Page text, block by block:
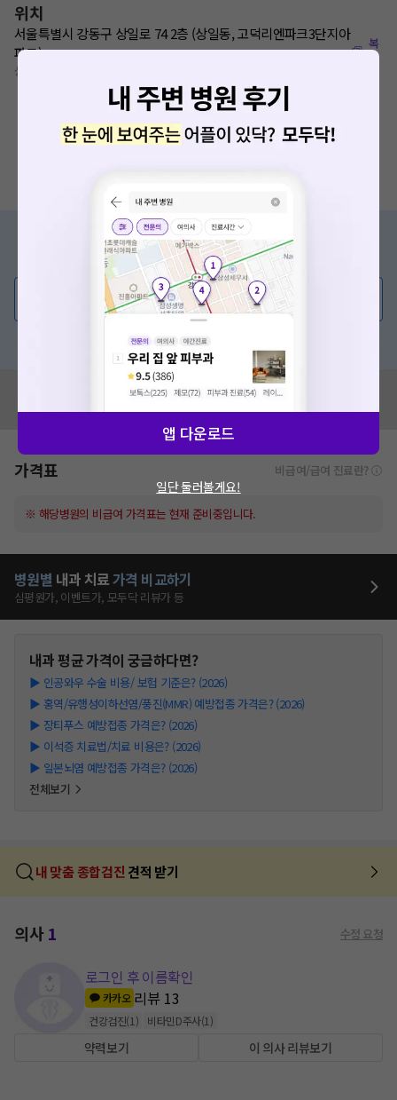
위치
서울특별시 강동구 상일로 74 2층 (상일동, 고덕리엔파크3단지아
파트)
상일동역 880m
복
사
증상/치료, 궁금한 점이 있나요?
의사가 직접 답해드려요!
💬 무엇이든 물어보세요
혹은, 의료상담 서비스에 다양한 게시글 보러가기
혹시 잘못된 병원정보가 있나요?
모두닥 팀에 알려주세요!
가격표 비급여/급여 진료란?
※ 해당병원의 비급여 가격표는 현재 준비중입니다.
병원별 내과 치료가격 비교하기
심평원가, 이벤트가, 모두닥 리뷰가 등
내과평균 가격이 궁금하다면?
▶ 인공와우 수술 비용/ 보험 기준은? (2026)
▶ 홍역/유행성이하선염/풍진(MMR) 예방접종 가격은? (2026)
▶ 장티푸스 예방접종 가격은? (2026)
▶ 이석증 치료법/치료 비용은? (2026)
▶ 일본뇌염 예방접종 가격은? (2026)
전체보기
내 맞춤 종합검진 견적 받기
의사1 수정 요청
로그인 후 이름확인
카카오 리뷰 13
건강검진(1 ) 비타민D주사(1 )
약력보기 이 의사 리뷰보기
요청하신 작업을 처리하지 못했습니다.
네트워크 또는 서버의 일시적인 오류로, 잠시 후 다시 시도해주
세요. 지속적으로 문제가 발생할 경우 모두닥 채널톡으로 문의
앱 다운로드
일단 둘러볼게요!